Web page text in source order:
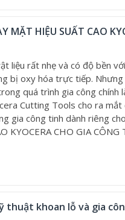
MẶT HIỆU SUẤT CAO
liệu rất nhẹ và có độ bền
bị oxy hóa trực tiếp.
quá trình gia công
Cutting Tools cho ra
gia công tinh dành riêng
KYOCERA CHO GIA
thuật khoan lỗ và gia